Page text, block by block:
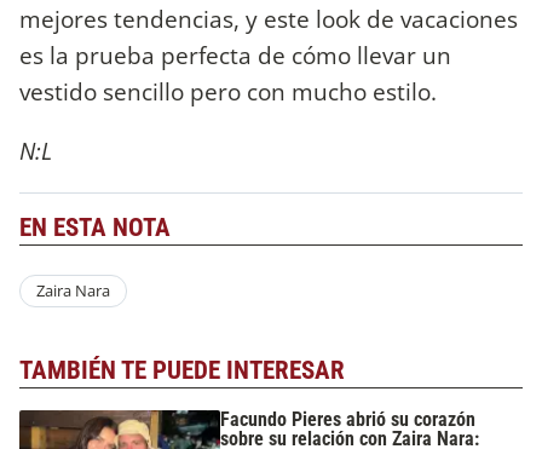
mejores tendencias, y este look de vacaciones
es la prueba perfecta de cómo llevar un
vestido sencillo pero con mucho estilo.
N:L
EN ESTA NOTA
Zaira Nara
TAMBIÉN TE PUEDE INTERESAR
Facundo Pieres abrió su corazón
sobre su relación con Zaira Nara: